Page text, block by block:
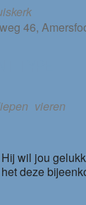
46,
vieren
wil jou
deze